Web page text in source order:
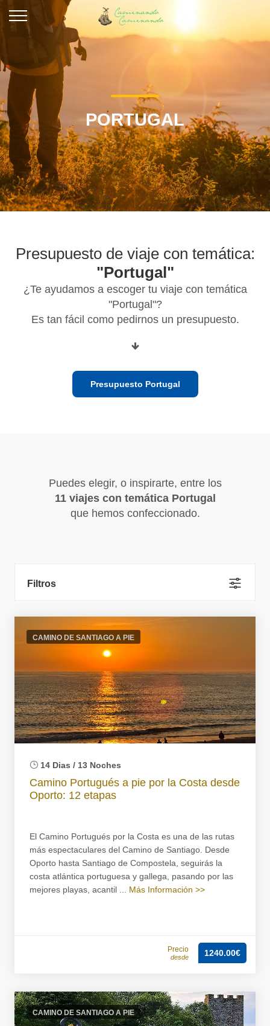
PORTUGAL
Presupuesto de viaje con temática:
"Portugal"
¿Te ayudamos a escoger tu viaje con temática
"Portugal"?
Es tan fácil como pedirnos un presupuesto.
Presupuesto Portugal
Puedes elegir, o inspirarte, entre los
11 viajes con temática Portugal
que hemos confeccionado.
Filtros
CAMINO DE SANTIAGO A PIE
14 Dias / 13 Noches
Camino Portugués a pie por la Costa desde
Oporto: 12 etapas
El Camino Portugués por la Costa es una de las rutas
más espectaculares del Camino de Santiago. Desde
Oporto hasta Santiago de Compostela, seguirás la
costa atlántica portuguesa y gallega, pasando por las
mejores playas, acantil ... Más Información >>
Precio
desde 1240.00€
CAMINO DE SANTIAGO A PIE